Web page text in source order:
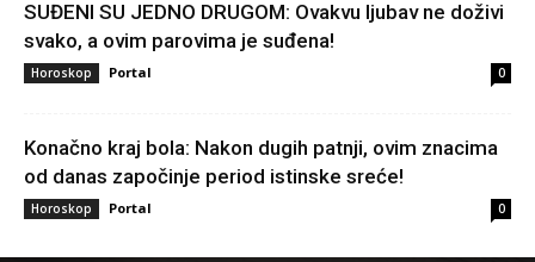
SUĐENI SU JEDNO DRUGOM: Ovakvu ljubav ne doživi
svako, a ovim parovima je suđena!
Horoskop Portal 0
Konačno kraj bola: Nakon dugih patnji, ovim znacima
od danas započinje period istinske sreće!
Horoskop Portal 0